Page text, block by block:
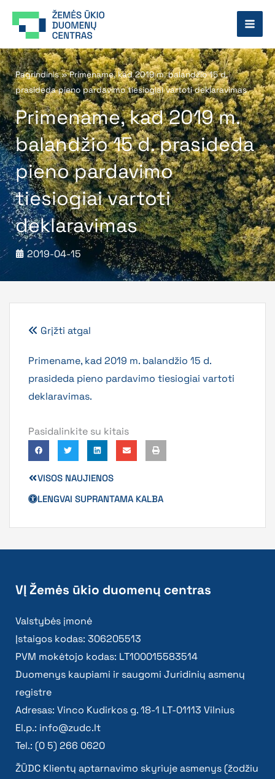
prie
Pagrindinis»Primename, kad 2019 m. balandžio 15 d.
prasideda pieno pardavimo tiesiogiai vartoti deklaravimas
Primename, kad 2019 m.
balandžio 15 d. prasideda
pieno pardavimo
tiesiogiai vartoti
deklaravimas
2019-04-15
Grįžti atgal
Primename, kad 2019 m. balandžio 15 d.
prasideda pieno pardavimo tiesiogiai vartoti
deklaravimas.
Pasidalinkite su kitais
VISOS NAUJIENOS
LENGVAI SUPRANTAMA KALBA
VĮ Žemės ūkio duomenų centras
Valstybės įmonė
Įstaigos kodas: 306205513
PVM mokėtojo kodas: LT100015583514
Duomenys kaupiami ir saugomi Juridinių asmenų
registre
Adresas: Vinco Kudirkos g. 18-1 LT-01113 Vilnius
El.p.: info@zudc.lt
Tel.: (0 5) 266 0620
ŽŪDC Klientų aptarnavimo skyriuje asmenys (žodžiu